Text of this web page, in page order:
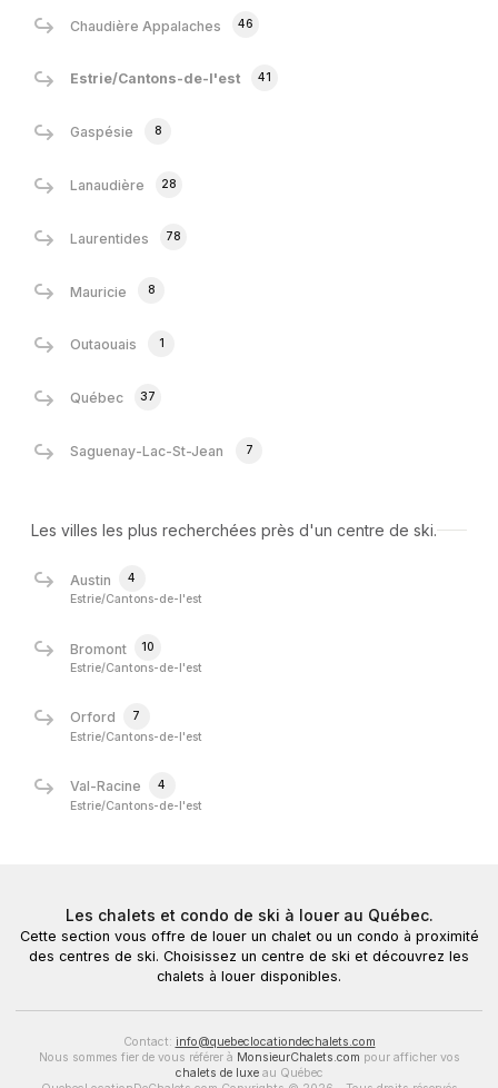
Chaudière Appalaches 46
Estrie/Cantons-de-l'est 41
Gaspésie 8
Lanaudière 28
Laurentides 78
Mauricie 8
Outaouais 1
Québec 37
Saguenay-Lac-St-Jean 7
Les villes les plus recherchées près d'un centre de ski.
Austin
4
Estrie/Cantons-de-l'est
Bromont
10
Estrie/Cantons-de-l'est
Orford
7
Estrie/Cantons-de-l'est
Val-Racine
4
Estrie/Cantons-de-l'est
Les chalets et condo de ski à louer au Québec.
Cette section vous offre de louer un chalet ou un condo à proximité
des centres de ski. Choisissez un centre de ski et découvrez les
chalets à louer disponibles.
Contact: info@quebeclocationdechalets.com
Nous sommes fier de vous référer à MonsieurChalets.com pour afficher vos
chalets de luxeau Québec